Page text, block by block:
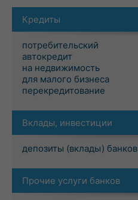
Кредиты
потребительский
автокредит
на недвижимость
для малого бизнеса
перекредитование
Вклады, инвестиции
депозиты (вклады) банков
Прочие услуги банков